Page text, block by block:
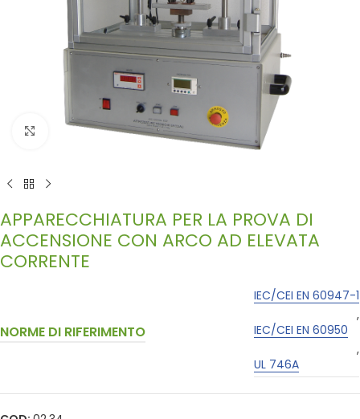
Click to enlarge
APPARECCHIATURA PER LA PROVA DI
ACCENSIONE CON ARCO AD ELEVATA
CORRENTE
NORME DI RIFERIMENTO
IEC/CEI EN 60947-1
,
IEC/CEI EN 60950
,
UL 746A